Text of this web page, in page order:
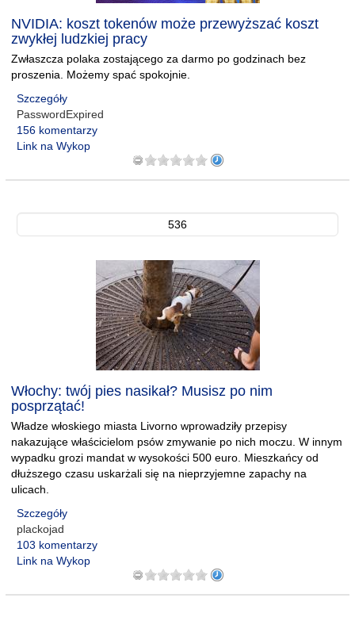
NVIDIA: koszt tokenów może przewyższać koszt
zwykłej ludzkiej pracy
Zwłaszcza polaka zostającego za darmo po godzinach bez
proszenia. Możemy spać spokojnie.
Szczegóły
PasswordExpired
156 komentarzy
Link na Wykop
536
Włochy: twój pies nasikał? Musisz po nim
posprzątać!
Władze włoskiego miasta Livorno wprowadziły przepisy
nakazujące właścicielom psów zmywanie po nich moczu. W innym
wypadku grozi mandat w wysokości 500 euro. Mieszkańcy od
dłuższego czasu uskarżali się na nieprzyjemne zapachy na
ulicach.
Szczegóły
plackojad
103 komentarzy
Link na Wykop